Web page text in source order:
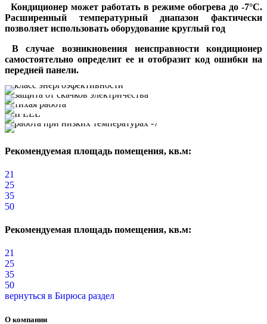
Кондиционер может работать в режиме обогрева до -7°C.
Расширенный температурный диапазон фактически
позволяет использовать оборудование круглый год
В случае возникновения неисправности кондиционер
самостоятельно определит ее и отобразит код ошибки на
передней панели.
Рекомендуемая площадь помещения, кв.м:
21
25
35
50
Рекомендуемая площадь помещения, кв.м:
21
25
35
50
вернуться в Бирюса раздел
О компании